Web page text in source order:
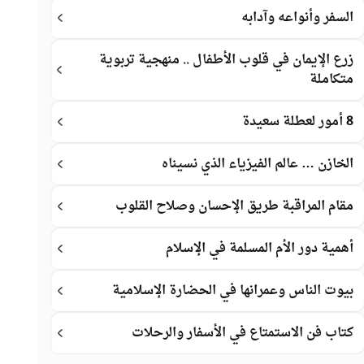
السفر وأنواعه وآدابه
زرع الإيمان في قلوب الأطفال .. منهجية تربوية
متكاملة
8 أمور لعطلة سعيدة
الخازن … عالم الفيزياء الذي نسيناه
مقام المراقبة طريق الإحسان وصلاح القلوب
أهمية دور الأم المسلمة في الإسلام
بيوت الناس وعمرانها في الحضارة الإسلامية
كتاب فن الاستمتاع في الأسفار والرحلات